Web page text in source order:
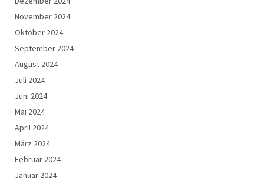
November 2024
Oktober 2024
September 2024
August 2024
Juli 2024
Juni 2024
Mai 2024
April 2024
März 2024
Februar 2024
Januar 2024